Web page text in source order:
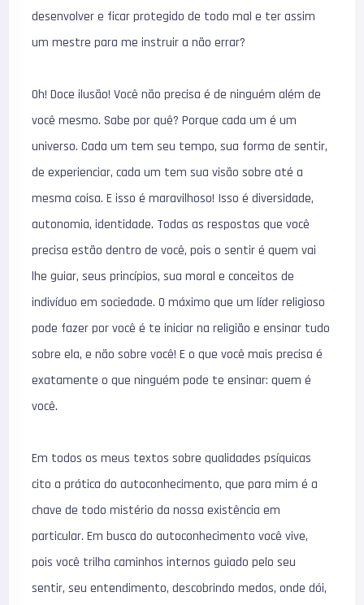
desenvolver e ficar protegido de todo mal e ter assim
um mestre para me instruir a não errar?
Oh! Doce ilusão! Você não precisa é de ninguém além de
você mesmo. Sabe por quê? Porque cada um é um
universo. Cada um tem seu tempo, sua forma de sentir,
de experienciar, cada um tem sua visão sobre até a
mesma coisa. E isso é maravilhoso! Isso é diversidade,
autonomia, identidade. Todas as respostas que você
precisa estão dentro de você, pois o sentir é quem vai
lhe guiar, seus princípios, sua moral e conceitos de
indivíduo em sociedade. O máximo que um líder religioso
pode fazer por você é te iniciar na religião e ensinar tudo
sobre ela, e não sobre você! E o que você mais precisa é
exatamente o que ninguém pode te ensinar: quem é
você.
Em todos os meus textos sobre qualidades psíquicas
cito a prática do autoconhecimento, que para mim é a
chave de todo mistério da nossa existência em
particular. Em busca do autoconhecimento você vive,
pois você trilha caminhos internos guiado pelo seu
sentir, seu entendimento, descobrindo medos, onde dói,